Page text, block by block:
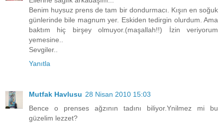
Benim huysuz prens de tam bir dondurmacı. Kışın en soğuk
günlerinde bile magnum yer. Eskiden tedirgin olurdum. Ama
baktım hiç birşey olmuyor.(maşallah!!) İzin veriyorum
yemesine..
Sevgiler..
Yanıtla
Mutfak Havlusu 28 Nisan 2010 15:03
Bence o prenses ağzının tadını biliyor.Ynilmez mi bu
güzelim lezzet?